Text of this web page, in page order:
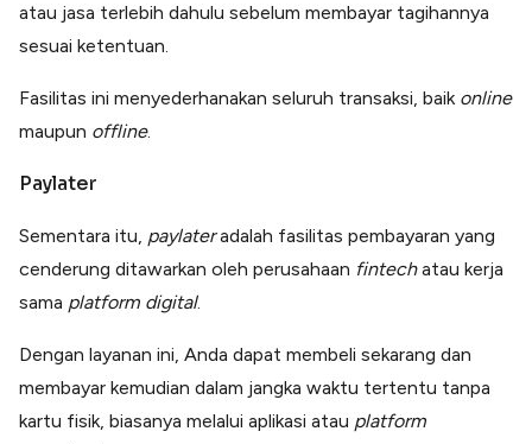
atau jasa terlebih dahulu sebelum membayar tagihannya
sesuai ketentuan.
Fasilitas ini menyederhanakan seluruh transaksi, baik online
maupun offline.
Paylater
Sementara itu, paylateradalah fasilitas pembayaran yang
cenderung ditawarkan oleh perusahaan fintechatau kerja
sama platform digital.
Dengan layanan ini, Anda dapat membeli sekarang dan
membayar kemudian dalam jangka waktu tertentu tanpa
kartu fisik, biasanya melalui aplikasi atau platform